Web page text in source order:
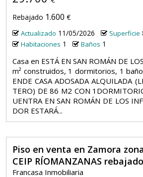
Rebajado 1.600 €
Actualizado 11/05/2026 Superficie
Habitaciones 1 Baños 1
Casa en ESTÁ EN SAN ROMÁN DE
m² construidos, 1 dormitorios, 1
ENDE CASA ADOSADA ALQUILADA
TERO) DE 86 M2 CON
UENTRA EN SAN ROMÁN DE LOS
DOR ESTARÁ...
Piso en venta en Zamora zona
CEIP RÍOMANZANAS rebajado
Francasa Inmobiliaria